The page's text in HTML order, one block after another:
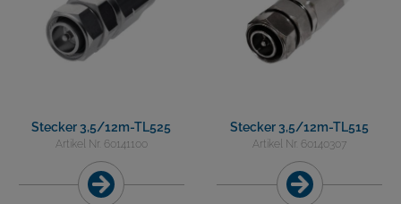
Stecker 3,5/12m-TL525
Artikel Nr. 60141100
Stecker 3,5/12m-TL515
Artikel Nr. 60140307